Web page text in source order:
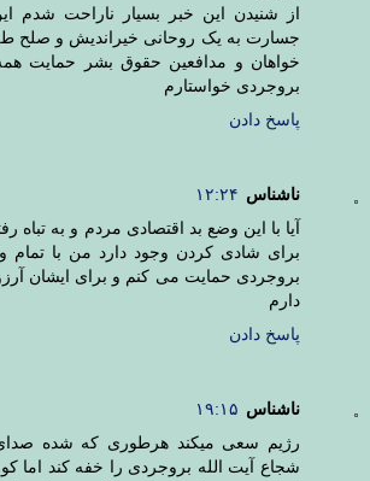
از شنیدن این خبر بسیار ناراحت شدم
جسارت به یک روحانی خیراندیش و صلح
خواهان و مدافعین حقوق بشر حمایت همه
بروجردی خواستارم
پاسخ دادن
ناشناس ۱۲:۲۴
آیا با این وضع بد اقتصادی مردم و به تباه
برای شادی کردن وجود دارد من با تمام
بروجردی حمایت می کنم و برای ایشان
دارم
پاسخ دادن
ناشناس ۱۹:۱۵
رژیم سعی میکند هرطوری که شده
شجاع آیت الله بروجردی را خفه کند اما